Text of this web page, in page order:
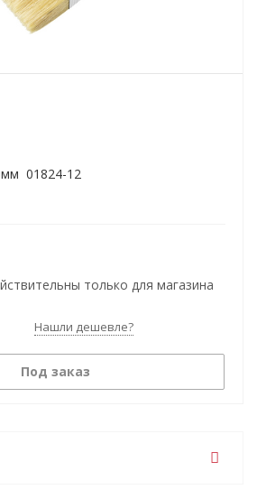
01824-12
только для магазина
Нашли дешевле?
Под заказ